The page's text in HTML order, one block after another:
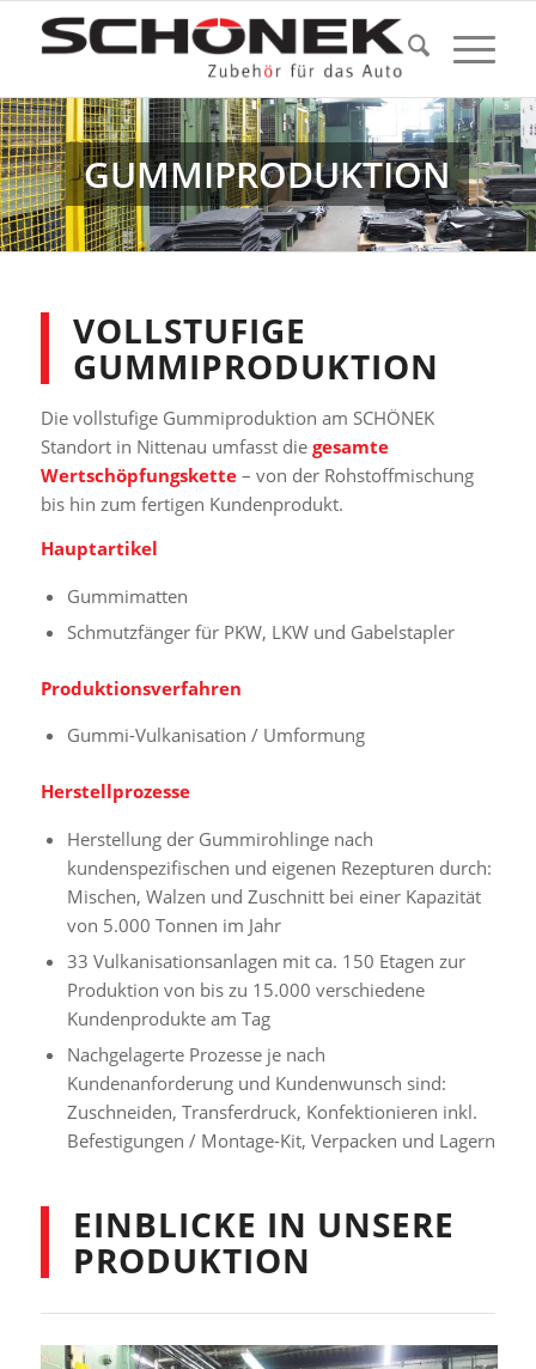
GUMMIPRODUKTION
VOLLSTUFIGE
GUMMIPRODUKTION
Die vollstufige Gummiproduktion am SCHÖNEK
Standort in Nittenau umfasst die gesamte
Wertschöpfungskette– von der Rohstoffmischung
bis hin zum fertigen Kundenprodukt.
Hauptartikel
Gummimatten
Schmutzfänger für PKW, LKW und Gabelstapler
Produktionsverfahren
Gummi-Vulkanisation / Umformung
Herstellprozesse
Herstellung der Gummirohlinge nach
kundenspezifischen und eigenen Rezepturen durch:
Mischen, Walzen und Zuschnitt bei einer Kapazität
von 5.000 Tonnen im Jahr
33 Vulkanisationsanlagen mit ca. 150 Etagen zur
Produktion von bis zu 15.000 verschiedene
Kundenprodukte am Tag
Nachgelagerte Prozesse je nach
Kundenanforderung und Kundenwunsch sind:
Zuschneiden, Transferdruck, Konfektionieren inkl.
Befestigungen / Montage-Kit, Verpacken und Lagern
EINBLICKE IN UNSERE
PRODUKTION